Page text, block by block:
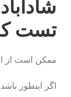
تست
ممکن است از
اگر اینطور